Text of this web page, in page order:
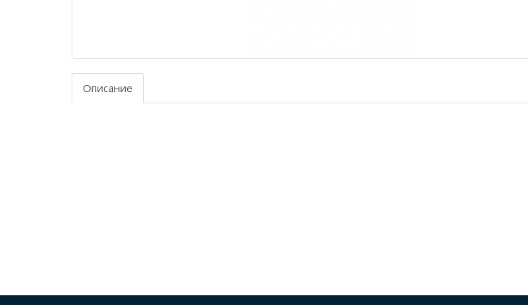
Описание